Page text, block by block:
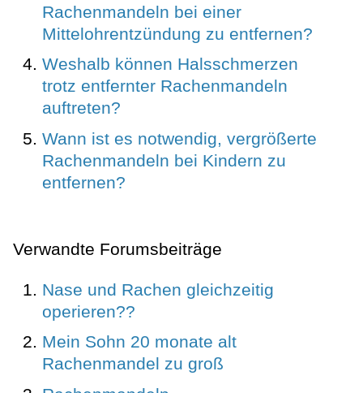
Rachenmandeln bei einer
Mittelohrentzündung zu entfernen?
Weshalb können Halsschmerzen
trotz entfernter Rachenmandeln
auftreten?
Wann ist es notwendig, vergrößerte
Rachenmandeln bei Kindern zu
entfernen?
Verwandte Forumsbeiträge
Nase und Rachen gleichzeitig
operieren??
Mein Sohn 20 monate alt
Rachenmandel zu groß